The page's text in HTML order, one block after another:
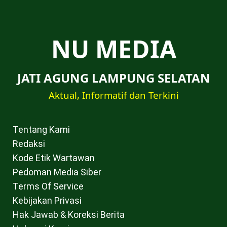
NU MEDIA
JATI AGUNG LAMPUNG SELATAN
Aktual, Informatif dan Terkini
Tentang Kami
Redaksi
Kode Etik Wartawan
Pedoman Media Siber
Terms Of Service
Kebijakan Privasi
Hak Jawab & Koreksi Berita